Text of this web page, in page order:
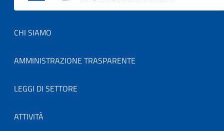
Footer menu
CHI SIAMO
AMMINISTRAZIONE TRASPARENTE
LEGGI DI SETTORE
ATTIVITÀ